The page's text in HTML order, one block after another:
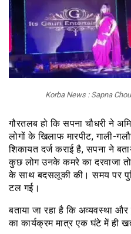
Korba News : Sapna
गौरतलब हो कि सपना चौधरी ने
लोगों के खिलाफ मारपीट, गाली-
शिकायत दर्ज कराई है, सपना ने
कुछ लोग उनके कमरे का दरवाजा
के साथ बदसलूकी की। समय पर
टल गई।
बताया जा रहा है कि अव्यवस्था
का कार्यक्रम मात्र एक घंटे में ही